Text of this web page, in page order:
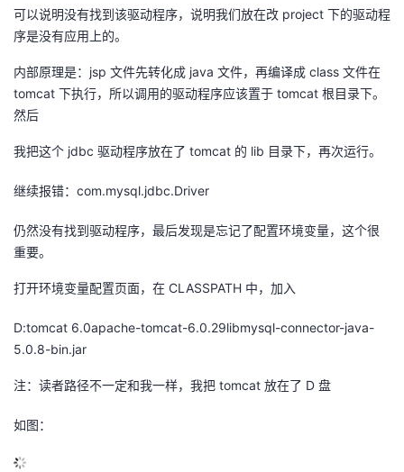
动
关
证
实
的
藏
持
建
可以说明没有找到该驱动程序，说明我们放在改 project 下的驱动程
序是没有应用上的。
内部原理是：jsp 文件先转化成 java 文件，再编译成 class 文件在
tomcat 下执行，所以调用的驱动程序应该置于 tomcat 根目录下。
然后
我把这个 jdbc 驱动程序放在了 tomcat 的 lib 目录下，再次运行。
继续报错：com.mysql.jdbc.Driver
仍然没有找到驱动程序，最后发现是忘记了配置环境变量，这个很
重要。
打开环境变量配置页面，在 CLASSPATH 中，加入
D:tomcat 6.0apache-tomcat-6.0.29libmysql-connector-java-
5.0.8-bin.jar
注：读者路径不一定和我一样，我把 tomcat 放在了 D 盘
如图：